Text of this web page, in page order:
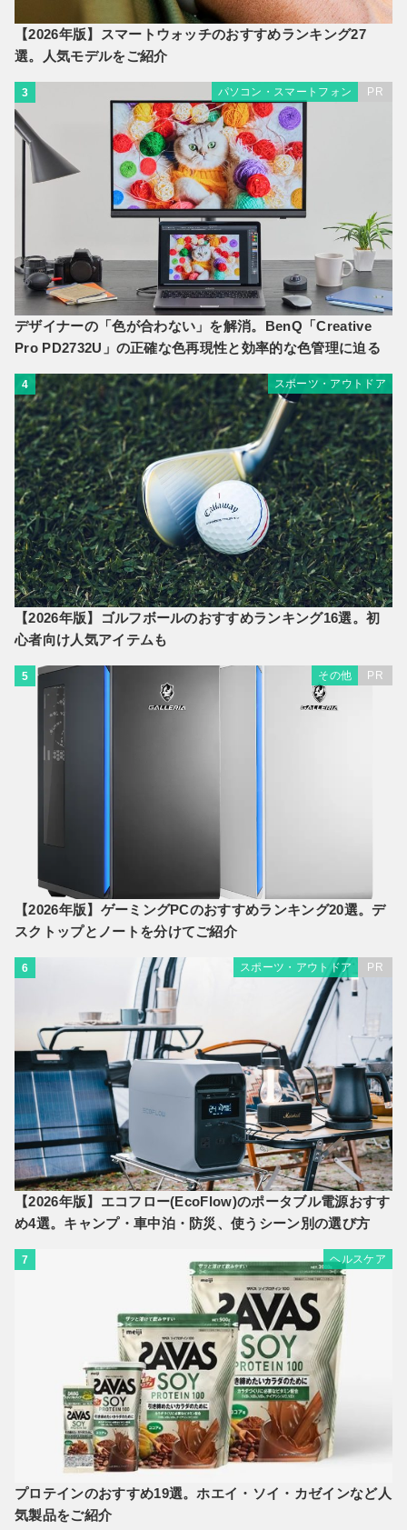
【2026年版】スマートウォッチのおすすめランキング27
選。人気モデルをご紹介
3 パソコン・スマートフォン PR
デザイナーの「色が合わない」を解消。BenQ「Creative
Pro PD2732U」の正確な色再現性と効率的な色管理に迫る
4 スポーツ・アウトドア
【2026年版】ゴルフボールのおすすめランキング16選。初
心者向け人気アイテムも
5 その他 PR
【2026年版】ゲーミングPCのおすすめランキング20選。デ
スクトップとノートを分けてご紹介
6 スポーツ・アウトドア PR
【2026年版】エコフロー(EcoFlow)のポータブル電源おすす
め4選。キャンプ・車中泊・防災、使うシーン別の選び方
7 ヘルスケア
プロテインのおすすめ19選。ホエイ・ソイ・カゼインなど人
気製品をご紹介